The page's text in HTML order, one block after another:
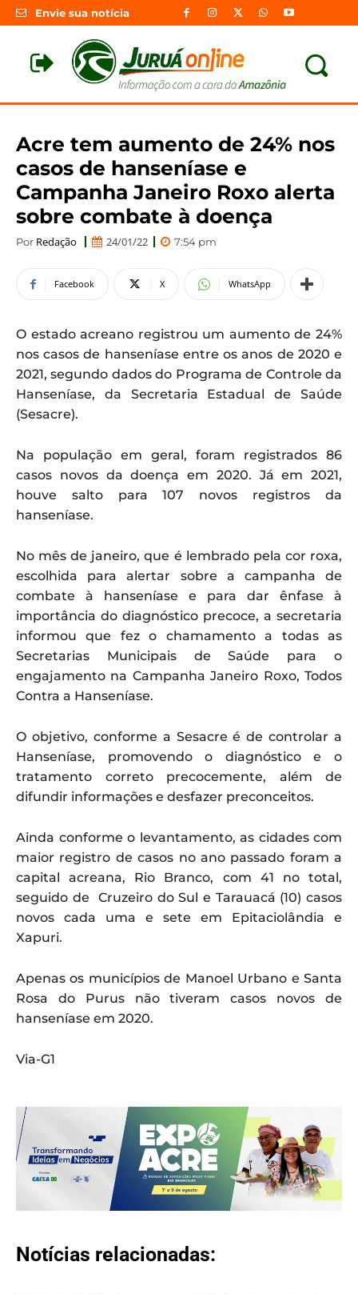
Envie sua notícia
Acre tem aumento de 24% nos
casos de hanseníase e
Campanha Janeiro Roxo alerta
sobre combate à doença
Por Redação 24/01/22 7:54 pm
Facebook X WhatsApp
O estado acreano registrou um aumento de 24%
nos casos de hanseníase entre os anos de 2020 e
2021, segundo dados do Programa de Controle da
Hanseníase, da Secretaria Estadual de Saúde
(Sesacre).
Na população em geral, foram registrados 86
casos novos da doença em 2020. Já em 2021,
houve salto para 107 novos registros da
hanseníase.
No mês de janeiro, que é lembrado pela cor roxa,
escolhida para alertar sobre a campanha de
combate à hanseníase e para dar ênfase à
importância do diagnóstico precoce, a secretaria
informou que fez o chamamento a todas as
Secretarias Municipais de Saúde para o
engajamento na Campanha Janeiro Roxo, Todos
Contra a Hanseníase.
O objetivo, conforme a Sesacre é de controlar a
Hanseníase, promovendo o diagnóstico e o
tratamento correto precocemente, além de
difundir informações e desfazer preconceitos.
Ainda conforme o levantamento, as cidades com
maior registro de casos no ano passado foram a
capital acreana, Rio Branco, com 41 no total,
seguido de Cruzeiro do Sul e Tarauacá (10) casos
novos cada uma e sete em Epitaciolândia e
Xapuri.
Apenas os municípios de Manoel Urbano e Santa
Rosa do Purus não tiveram casos novos de
hanseníase em 2020.
Via-G1
Notícias relacionadas: